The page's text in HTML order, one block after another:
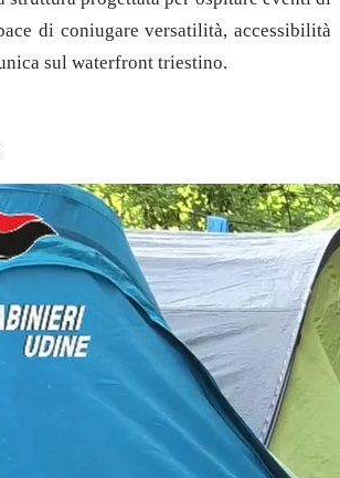
di coniugare versatilità, accessibilità
sul waterfront triestino.